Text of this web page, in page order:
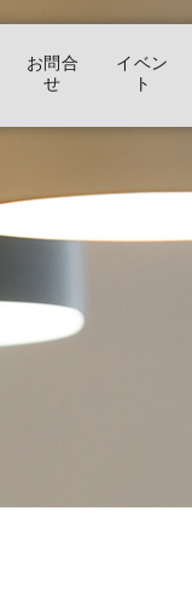
お問合
せ
イベン
ト